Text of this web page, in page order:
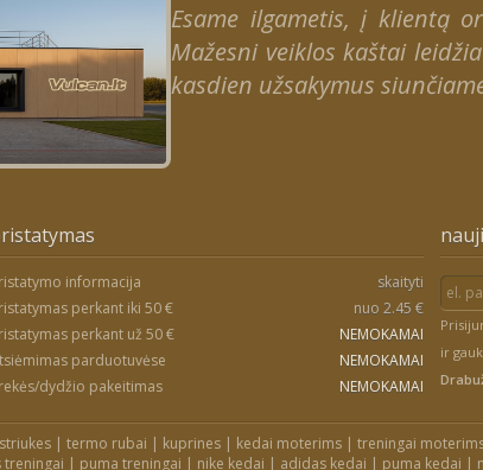
Esame ilgametis, į klientą
Mažesni veiklos kaštai
kasdien užsakymus
informacija
skaityti
perkant iki 50 €
nuo 2.45 €
perkant už 50 €
NEMOKAMAI
parduotuvėse
NEMOKAMAI
dydžio pakeitimas
NEMOKAMAI
ir
| termo rubai | kuprines | kedai moterims | treningai
treningai | puma treningai | nike kedai | adidas kedai | puma kedai |